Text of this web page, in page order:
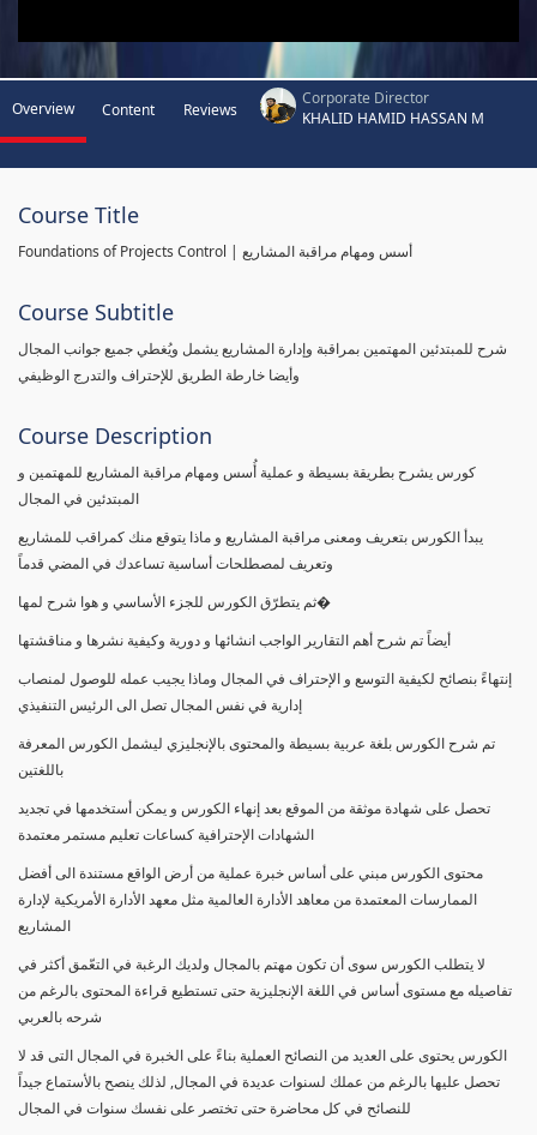
Overview Content Reviews
Corporate Director
KHALID HAMID HASSAN M
Course Title
Foundations of Projects Control | أسس ومهام مراقبة المشاريع
Course Subtitle
شرح للمبتدئين المهتمين بمراقبة وإدارة المشاريع يشمل ويُغطي جميع جوانب المجال
وأيضا خارطة الطريق للإحتراف والتدرج الوظيفي
Course Description
كورس يشرح بطريقة بسيطة و عملية أُسس ومهام مراقبة المشاريع للمهتمين و
المبتدئين في المجال
يبدأ الكورس بتعريف ومعنى مراقبة المشاريع و ماذا يتوقع منك كمراقب للمشاريع
وتعريف لمصطلحات أساسية تساعدك في المضي قدماً
ثم يتطرّق الكورس للجزء الأساسي و هوا شرح لمها�
أيضاً تم شرح أهم التقارير الواجب انشائها و دورية وكيفية نشرها و مناقشتها
إنتهاءً بنصائح لكيفية التوسع و الإحتراف في المجال وماذا يجيب عمله للوصول لمنصاب
إدارية في نفس المجال تصل الى الرئيس التنفيذي
تم شرح الكورس بلغة عربية بسيطة والمحتوى بالإنجليزي ليشمل الكورس المعرفة
باللغتين
تحصل على شهادة موثقة من الموقع بعد إنهاء الكورس و يمكن أستخدمها في تجديد
الشهادات الإحترافية كساعات تعليم مستمر معتمدة
محتوى الكورس مبني على أساس خبرة عملية من أرض الواقع مستندة الى أفضل
الممارسات المعتمدة من معاهد الأدارة العالمية مثل معهد الأدارة الأمريكية لإدارة
المشاريع
لا يتطلب الكورس سوى أن تكون مهتم بالمجال ولديك الرغبة في التعّمق أكثر في
تفاصيله مع مستوى أساس في اللغة الإنجليزية حتى تستطيع قراءة المحتوى بالرغم من
شرحه بالعربي
الكورس يحتوى على العديد من النصائح العملية بناءً على الخبرة في المجال التى قد لا
تحصل عليها بالرغم من عملك لسنوات عديدة في المجال, لذلك ينصح بالأستماع جيداً
للنصائح في كل محاضرة حتى تختصر على نفسك سنوات في المجال